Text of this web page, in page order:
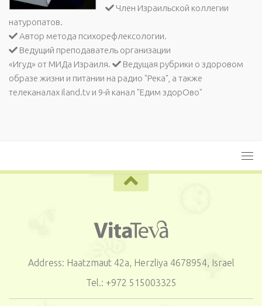
Член Израильской коллегии
натуропатов.
Автор метода психорефлексологии.
Ведущий преподаватель организации
«Игуд» от МИДа Израиля.
Ведущая рубрики о здоровом
образе жизни и питании на радио "Река", а также
телеканалах iland.tv и 9-й канал "Едим здорОво"
Address: Haatzmaut 42a, Herzliya 4678954, Israel
Tel.: +972 515003325